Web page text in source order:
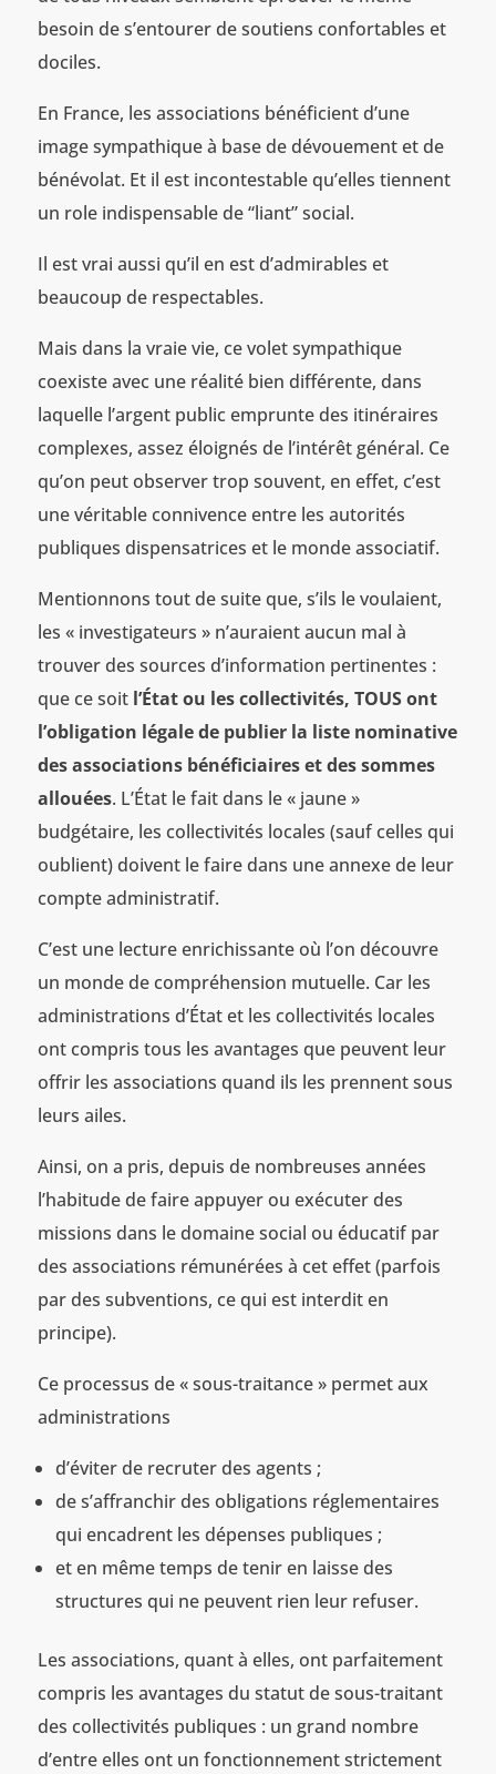
besoin de s’entourer de soutiens confortables et
dociles.
En France, les associations bénéficient d’une
image sympathique à base de dévouement et de
bénévolat. Et il est incontestable qu’elles tiennent
un role indispensable de “liant” social.
Il est vrai aussi qu’il en est d’admirables et
beaucoup de respectables.
Mais dans la vraie vie, ce volet sympathique
coexiste avec une réalité bien différente, dans
laquelle l’argent public emprunte des itinéraires
complexes, assez éloignés de l’intérêt général. Ce
qu’on peut observer trop souvent, en effet, c’est
une véritable connivence entre les autorités
publiques dispensatrices et le monde associatif.
Mentionnons tout de suite que, s’ils le voulaient,
les « investigateurs » n’auraient aucun mal à
trouver des sources d’information pertinentes :
que ce soit l’État ou les collectivités, TOUS ont
l’obligation légale de publier la liste nominative
des associations bénéficiaires et des sommes
allouées. L’État le fait dans le « jaune »
budgétaire, les collectivités locales (sauf celles qui
oublient) doivent le faire dans une annexe de leur
compte administratif.
C’est une lecture enrichissante où l’on découvre
un monde de compréhension mutuelle. Car les
administrations d’État et les collectivités locales
ont compris tous les avantages que peuvent leur
offrir les associations quand ils les prennent sous
leurs ailes.
Ainsi, on a pris, depuis de nombreuses années
l’habitude de faire appuyer ou exécuter des
missions dans le domaine social ou éducatif par
des associations rémunérées à cet effet (parfois
par des subventions, ce qui est interdit en
principe).
Ce processus de « sous-traitance » permet aux
administrations
d’éviter de recruter des agents ;
de s’affranchir des obligations réglementaires
qui encadrent les dépenses publiques ;
et en même temps de tenir en laisse des
structures qui ne peuvent rien leur refuser.
Les associations, quant à elles, ont parfaitement
compris les avantages du statut de sous-traitant
des collectivités publiques : un grand nombre
d’entre elles ont un fonctionnement strictement